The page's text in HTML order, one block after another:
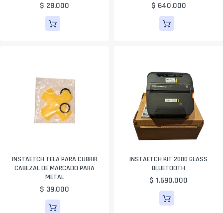
$ 28.000 $ 640.000
INSTAETCH TELA PARA CUBRIR
CABEZAL DE MARCADO PARA
METAL
$ 39.000
INSTAETCH KIT 2000 GLASS
BLUETOOTH
$ 1.690.000